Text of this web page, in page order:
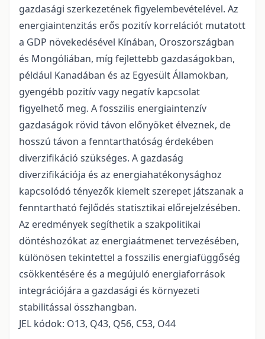
gazdasági szerkezetének figyelembevételével. Az
energiaintenzitás erős pozitív korrelációt mutatott
a GDP növekedésével Kínában, Oroszországban
és Mongóliában, míg fejlettebb gazdaságokban,
például Kanadában és az Egyesült Államokban,
gyengébb pozitív vagy negatív kapcsolat
figyelhető meg. A fosszilis energiaintenzív
gazdaságok rövid távon előnyöket élveznek, de
hosszú távon a fenntarthatóság érdekében
diverzifikáció szükséges. A gazdaság
diverzifikációja és az energiahatékonysághoz
kapcsolódó tényezők kiemelt szerepet játszanak a
fenntartható fejlődés statisztikai előrejelzésében.
Az eredmények segíthetik a szakpolitikai
döntéshozókat az energiaátmenet tervezésében,
különösen tekintettel a fosszilis energiafüggőség
csökkentésére és a megújuló energiaforrások
integrációjára a gazdasági és környezeti
stabilitással összhangban.
JEL kódok: O13, Q43, Q56, C53, O44